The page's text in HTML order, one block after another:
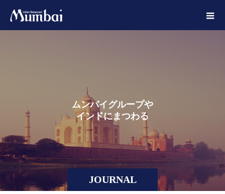
JOURNAL
ムンバイグループや
インドにまつわるあれ